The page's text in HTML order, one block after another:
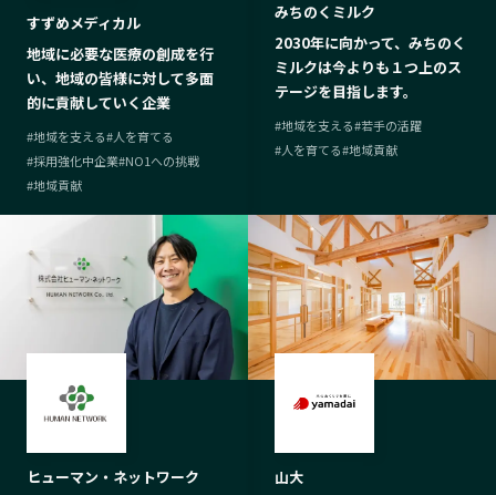
すずめメディカル
地域に必要な医療の創成を行
い、地域の皆様に対して多面
的に貢献していく企業
#地域を支える#人を育てる
#採用強化中企業#NO1への挑戦
#地域貢献
みちのくミルク
2030年に向かって、みちのく
ミルクは今よりも１つ上のス
テージを目指します。
#地域を支える#若手の活躍
#人を育てる#地域貢献
ヒューマン・ネットワーク
山大